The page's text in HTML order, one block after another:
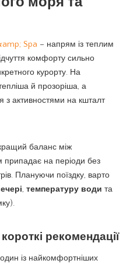
Spa – напрям із теплим
комфорту сильно
курорту. На
й прозоріша, а
з активностями на кшталт
баланс між
на періоди без
Плануючи поїздку, варто
, температуру води та
рекомендації
із найкомфортніших